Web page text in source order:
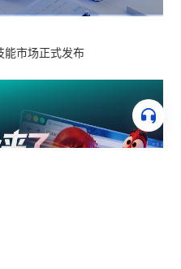
能市场正式发布